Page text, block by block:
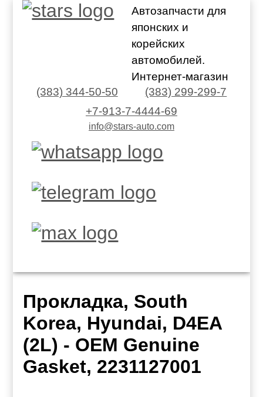
Автозапчасти для
японских и
корейских
автомобилей.
Интернет-магазин
(383) 344-50-50
(383) 299-299-7
+7-913-7-4444-69
info@stars-auto.com
Прокладка, South
Korea, Hyundai, D4EA
(2L) - OEM Genuine
Gasket, 2231127001